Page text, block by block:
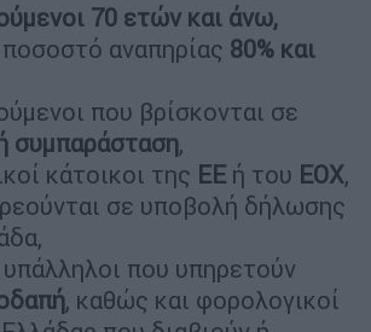
70 ετών και άνω,
αναπηρίας 80% και
που βρίσκονται σε
συμπαράσταση,
κάτοικοι της ΕΕ ή του ΕΟΧ,
σε υποβολή δήλωσης
υπάλληλοι που υπηρετούν
, καθώς και φορολογικοί